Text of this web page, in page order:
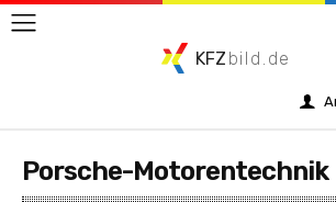
KFZ bild.de
Porsche-Motorentechnik